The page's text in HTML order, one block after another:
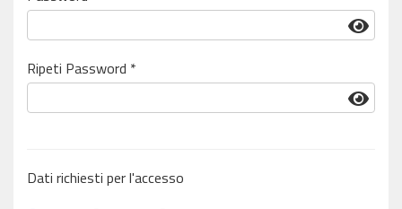
Ripeti Password *
Dati richiesti per l'accesso